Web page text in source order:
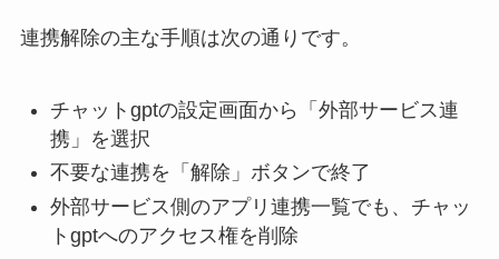
連携解除の主な手順は次の通りです。
チャットgptの設定画面から「外部サービス連
携」を選択
不要な連携を「解除」ボタンで終了
外部サービス側のアプリ連携一覧でも、チャッ
トgptへのアクセス権を削除